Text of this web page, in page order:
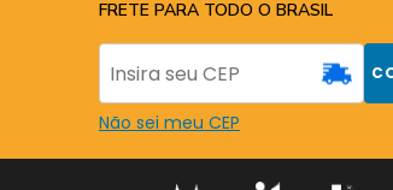
FRETE PARA TODO O BRASIL
Não sei meu CEP